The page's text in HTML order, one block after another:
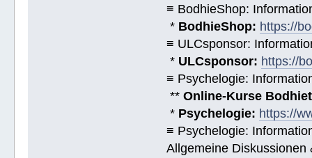
≡ BodhieShop:
* BodhieShop: https://
≡ ULCsponsor:
* ULCsponsor: https://
≡ Psychelogie:
**Online-Kurse
* Psychelogie: https://
≡ Psychelogie:
Allgemeine